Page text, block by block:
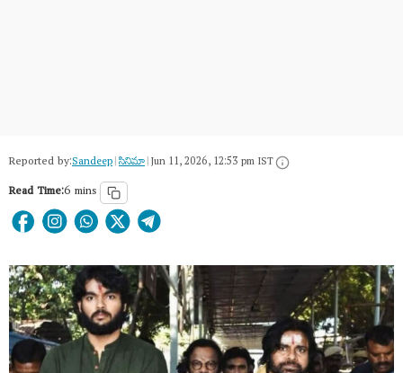
Reported by:Sandeep|సినిమా|Jun 11, 2026, 12:53 pm IST
Read Time:6 mins